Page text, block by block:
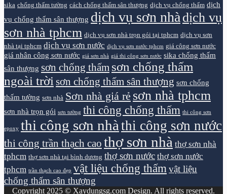
sika chống thấm tường cách chống thấm sân thượng dịch vụ chống thấm dịch
vụ chống thấm sân thượng dịch vụ sơn nhà dịch vụ
sơn nhà tphcm dịch vụ sơn nhà trọn gói tại tphcm dịch vụ sơn
nhà tại tphcm dịch vụ sơn nước dịch vụ sơn nước tphcm giá công sơn nước
giá nhân công sơn nước giá sơn nhà giá thi công sơn nước sika chống thấm
sân thượng sơn chống thấm sơn chống thấm
ngoài trời sơn chống thấm sân thượng sơn chống
thấm tường sơn nhà Sơn nhà giá rẻ sơn nhà tphcm
sơn nhà trọn gói sơn tường thi công chống thấm thi công sơn
epoxy thi công sơn nhà thi công sơn nước
thi công trần thạch cao thợ sơn nhà thợ sơn nhà
tphcm thợ sơn nhà tại bình dương thợ sơn nước thợ sơn nước
tphcm trần thạch cao đẹp vật liệu chống thấm vật liệu
chống thấm sân thượng
Copyright 2025 © Xaydungsg.com Design. All rights reserved.